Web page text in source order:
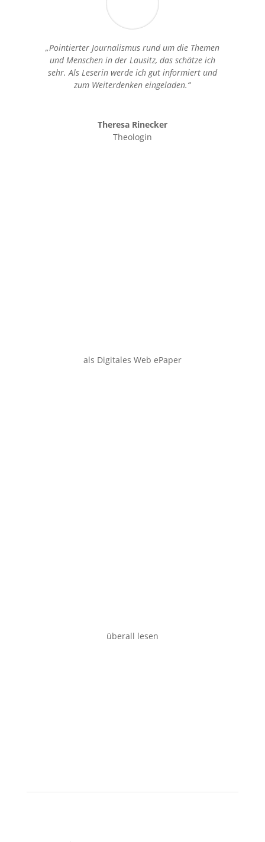
„Pointierter Journalismus rund um die Themen
und Menschen in der Lausitz, das schätze ich
sehr. Als Leserin werde ich gut informiert und
zum Weiterdenken eingeladen.“
Theresa Rinecker
Theologin
als Digitales Web ePaper
überall lesen